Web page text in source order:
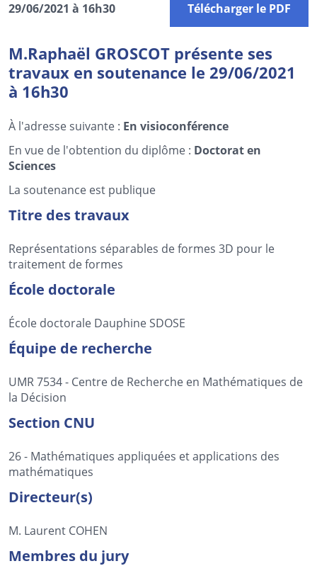
29/06/2021 à 16h30 Télécharger le PDF
M.Raphaël GROSCOT présente ses
travaux en soutenance le 29/06/2021
à 16h30
À l'adresse suivante : En visioconférence
En vue de l'obtention du diplôme : Doctorat en
Sciences
La soutenance est publique
Titre des travaux
Représentations séparables de formes 3D pour le
traitement de formes
École doctorale
École doctorale Dauphine SDOSE
Équipe de recherche
UMR 7534 - Centre de Recherche en Mathématiques de
la Décision
Section CNU
26 - Mathématiques appliquées et applications des
mathématiques
Directeur(s)
M. Laurent COHEN
Membres du jury